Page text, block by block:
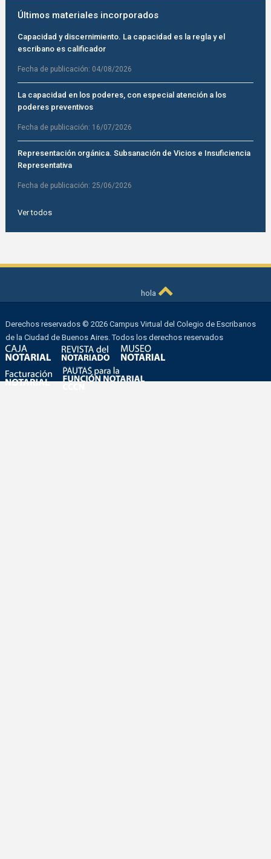
Últimos materiales incorporados
Capacidad y discernimiento. La capacidad es la regla y el
escribano es calificador
Fecha de publicación: 04/08/2026
La capacidad en los poderes, con especial atención a los
poderes preventivos
Fecha de publicación: 16/07/2026
Representación orgánica. Subsanación de Vicios e Insuficiencia
Representativa
Fecha de publicación: 25/06/2026
Ver todos
hola
Derechos reservados © 2026 Campus Virtual del Colegio de Escribanos
de la Ciudad de Buenos Aires. Todos los derechos reservados